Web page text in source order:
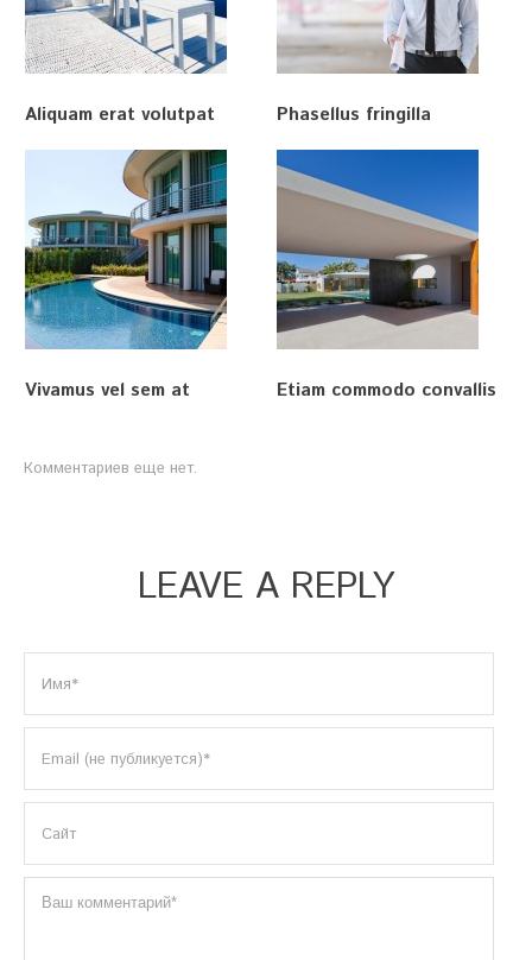
Aliquam erat volutpat Phasellus fringilla
Vivamus vel sem at Etiam commodo convallis
Комментариев еще нет.
LEAVE A REPLY